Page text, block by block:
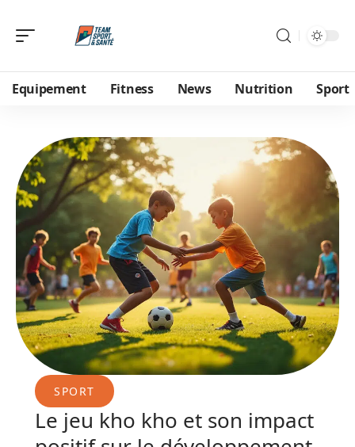
Equipement Fitness News Nutrition Sport
SPORT
Le jeu kho kho et son impact